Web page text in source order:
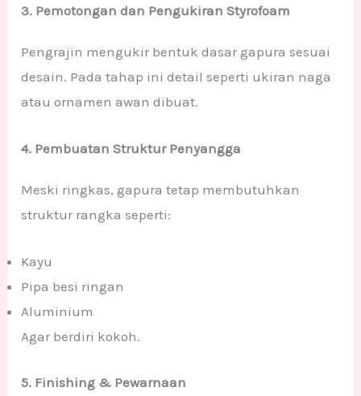
3. Pemotongan dan Pengukiran Styrofoam
Pengrajin mengukir bentuk dasar gapura sesuai
desain. Pada tahap ini detail seperti ukiran naga
atau ornamen awan dibuat.
4. Pembuatan Struktur Penyangga
Meski ringkas, gapura tetap membutuhkan
struktur rangka seperti:
Kayu
Pipa besi ringan
Aluminium
Agar berdiri kokoh.
5. Finishing & Pewarnaan